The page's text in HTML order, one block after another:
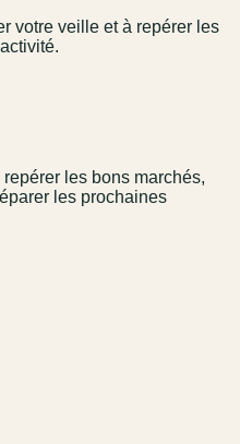
votre veille et à repérer les
les bons marchés,
les prochaines